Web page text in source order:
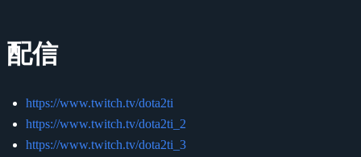
配信
https://www.twitch.tv/dota2ti
https://www.twitch.tv/dota2ti_2
https://www.twitch.tv/dota2ti_3